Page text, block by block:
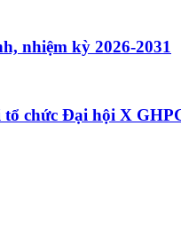
nhiệm kỳ 2026-2031
tổ chức Đại hội X